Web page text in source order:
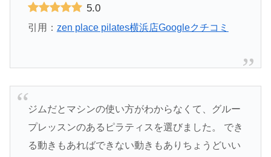
5.0
引用： zen place pilates横浜店Googleクチコミ
ジムだとマシンの使い方がわからなくて、グルー
プレッスンのあるピラティスを選びました。 でき
る動きもあればできない動きもありちょうどいい